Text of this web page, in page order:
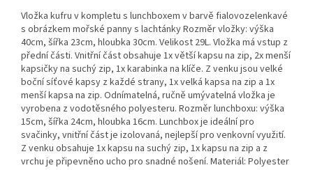
Vložka kufru v kompletu s lunchboxem v barvě fialovozelenkavé
s obrázkem mořské panny s lachtánky Rozměr vložky: výška
40cm, šířka 23cm, hloubka 30cm. Velikost 29L. Vložka má vstup z
přední části. Vnitřní část obsahuje 1x větší kapsu na zip, 2x menší
kapsičky na suchý zip, 1x karabinka na klíče. Z venku jsou velké
boční síťové kapsy z každé strany, 1x velká kapsa na zip a 1x
menší kapsa na zip. Odnímatelná, ručně umývatelná vložka je
vyrobena z vodotěsného polyesteru. Rozměr lunchboxu: výška
15cm, šířka 24cm, hloubka 16cm. Lunchbox je ideální pro
svačinky, vnitřní část je izolovaná, nejlepší pro venkovní využití.
Z venku obsahuje 1x kapsu na suchý zip, 1x kapsu na zip a z
vrchu je připevněno ucho pro snadné nošení. Materiál: Polyester